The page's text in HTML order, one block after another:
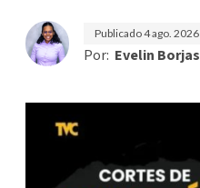
Publicado4 ago. 2026
Por: Evelin Borjas